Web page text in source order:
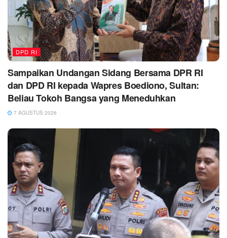
DPD RI
Sampaikan Undangan Sidang Bersama DPR RI
dan DPD RI kepada Wapres Boediono, Sultan:
Beliau Tokoh Bangsa yang Meneduhkan
7 AGUSTUS 2026